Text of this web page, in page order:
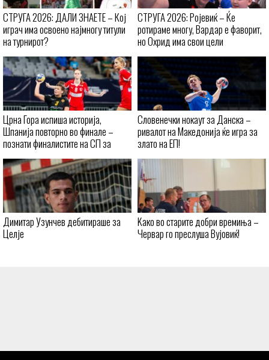
СТРУГА 2026: ДАЛИ ЗНАЕТЕ – Кој
играч има освоено најмногу титули
на турнирот?
СТРУГА 2026: Ројевиќ – Ќе
ротираме многу, Вардар е фаворит,
но Охрид има свои цели
Црна Гора испиша историја,
Шпанија повторно во финале –
познати финалистите на СП за
кадетки
Словенечки нокаут за Данска –
ривалот на Македонија ќе игра за
злато на ЕП!
Димитар Узунчев дебитираше за
Целје
Kaко во старите добри времиња –
Червар го преслуша Вујовиќ!